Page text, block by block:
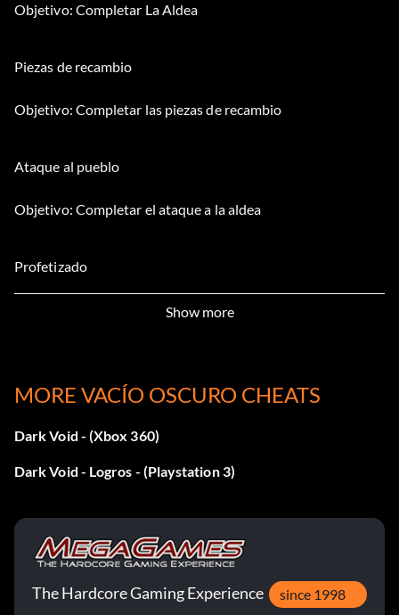
Objetivo: Completar La Aldea
Piezas de recambio
Objetivo: Completar las piezas de recambio
Ataque al pueblo
Objetivo: Completar el ataque a la aldea
Profetizado
Objetivo: Completar Prophesied One
Objetivo: Completar Los Supervivientes
Fuga de la cárcel
Defender el Arca
Show more
MORE VACÍO OSCURO CHEATS
Dark Void - (Xbox 360)
Dark Void - Logros - (Playstation 3)
The Hardcore Gaming Experience since 1998